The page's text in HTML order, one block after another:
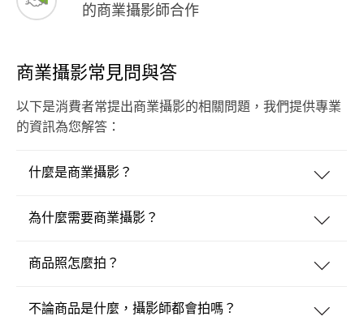
的商業攝影師合作
商業攝影常見問與答
以下是消費者常提出商業攝影的相關問題，我們提供專業
的資訊為您解答：
什麼是商業攝影？
為什麼需要商業攝影？
商品照怎麼拍？
不論商品是什麼，攝影師都會拍嗎？